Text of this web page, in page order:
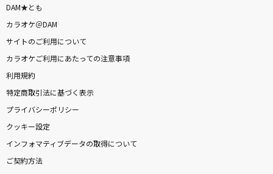
[生音]君じゃなきゃダメみたい(Animelo Summ
er Live 2015 -THE GATE-Ver.)
オーイシマサヨシ
好きすぎて滅！
会いたくて
Ado
DAM★とも
カラオケ＠DAM
サイトのご利用について
カラオケご利用にあたっての注意事項
利用規約
特定商取引法に基づく表示
プライバシーポリシー
クッキー設定
インフォマティブデータの取得について
ご契約方法